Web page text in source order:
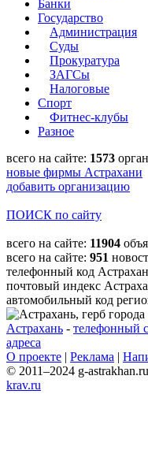
Банки
Государство
Администрация
Суды
Прокуратура
ЗАГСы
Налоговые
Спорт
Фитнес-клубы
Разное
всего на сайте: 1573
новые фирмы Астрахани
добавить организацию
ПОИСК по сайту
всего на сайте: 11904
всего на сайте: 951
телефонный код
почтовый индекс
автомобильный код
Астрахань - телефонный
адреса
О проекте | Реклама |
© 2011–2024 g-
krav.ru